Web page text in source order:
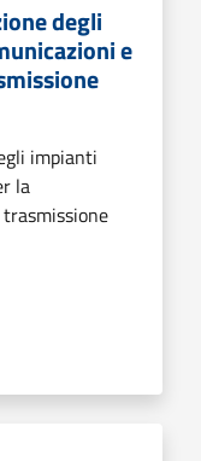
degli
e
impianti
la